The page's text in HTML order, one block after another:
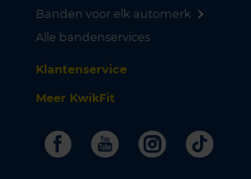
Banden voor elk automerk
Alle bandenservices
Klantenservice
Meer KwikFit
FacebookYoutubeInstagram
Tiktok